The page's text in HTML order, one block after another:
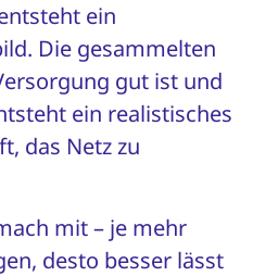
ein
Die gesammelten
gut ist und
ein realistisches
das Netz zu
mit – je mehr
desto besser lässt